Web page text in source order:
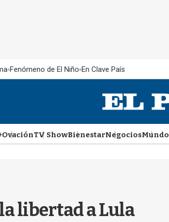
Fenómeno de El Niño En Clave País
OvaciónTV ShowBienestarNegociosMundo
libertad a Lula